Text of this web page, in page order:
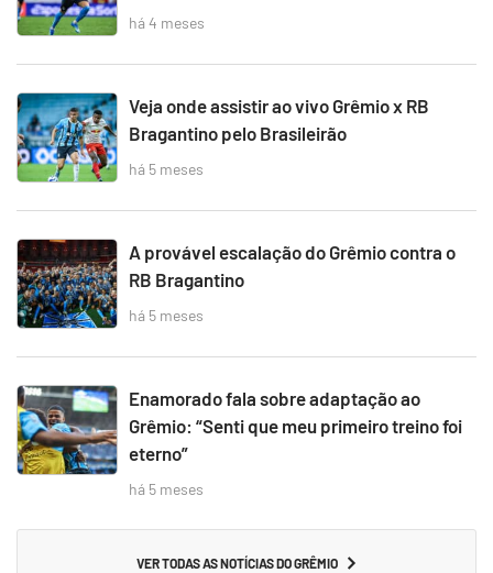
há 4 meses
Veja onde assistir ao vivo Grêmio x RB
Bragantino pelo Brasileirão
há 5 meses
A provável escalação do Grêmio contra o
RB Bragantino
há 5 meses
Enamorado fala sobre adaptação ao
Grêmio: “Senti que meu primeiro treino foi
eterno”
há 5 meses
VER TODAS AS NOTÍCIAS DO GRÊMIO